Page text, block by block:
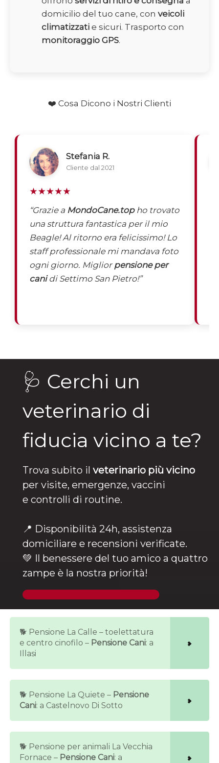
domicilio del tuo cane, con veicoli
climatizzati e sicuri. Trasporto con
monitoraggio GPS.
❤️ Cosa Dicono i Nostri Clienti
Stefania R.
Cliente dal 2021
★★★★★
“Grazie a MondoCane.topho trovato
una struttura fantastica per il mio
Beagle! Al ritorno era felicissimo! Lo
staff professionale mi mandava foto
ogni giorno. Miglior pensione per
canidi Settimo San Pietro!”
🩺 Cerchi un
veterinario di
fiducia vicino a te?
Trova subito il veterinario più vicino
per visite, emergenze, vaccini
e controlli di routine.
📍 Disponibilità 24h, assistenza
domiciliare e recensioni verificate.
💚 Il benessere del tuo amico a quattro
zampe è la nostra priorità!
🐕 Pensione La Calle – toelettatura
e centro cinofilo – Pensione Cani: a
Illasi
🐕 Pensione La Quiete – Pensione
Cani: a Castelnovo Di Sotto
🐕 Pensione per animali La Vecchia
Fornace – Pensione Cani: a